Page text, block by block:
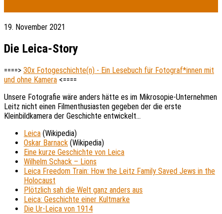
19. November 2021
Die Leica-Story
====> 30x Fotogeschichte(n) - Ein Lesebuch für Fotograf*innen mit
und ohne Kamera <====
Unsere Fotografie wäre anders hätte es im Mikrosopie-Unternehmen
Leitz nicht einen Filmenthusiasten gegeben der die erste
Kleinbildkamera der Geschichte entwickelt…
Leica (Wikipedia)
Oskar Barnack (Wikipedia)
Eine kurze Geschichte von Leica
Wilhelm Schack – Lions
Leica Freedom Train: How the Leitz Family Saved Jews in the
Holocaust
Plötzlich sah die Welt ganz anders aus
Leica: Geschichte einer Kultmarke
Die Ur-Leica von 1914